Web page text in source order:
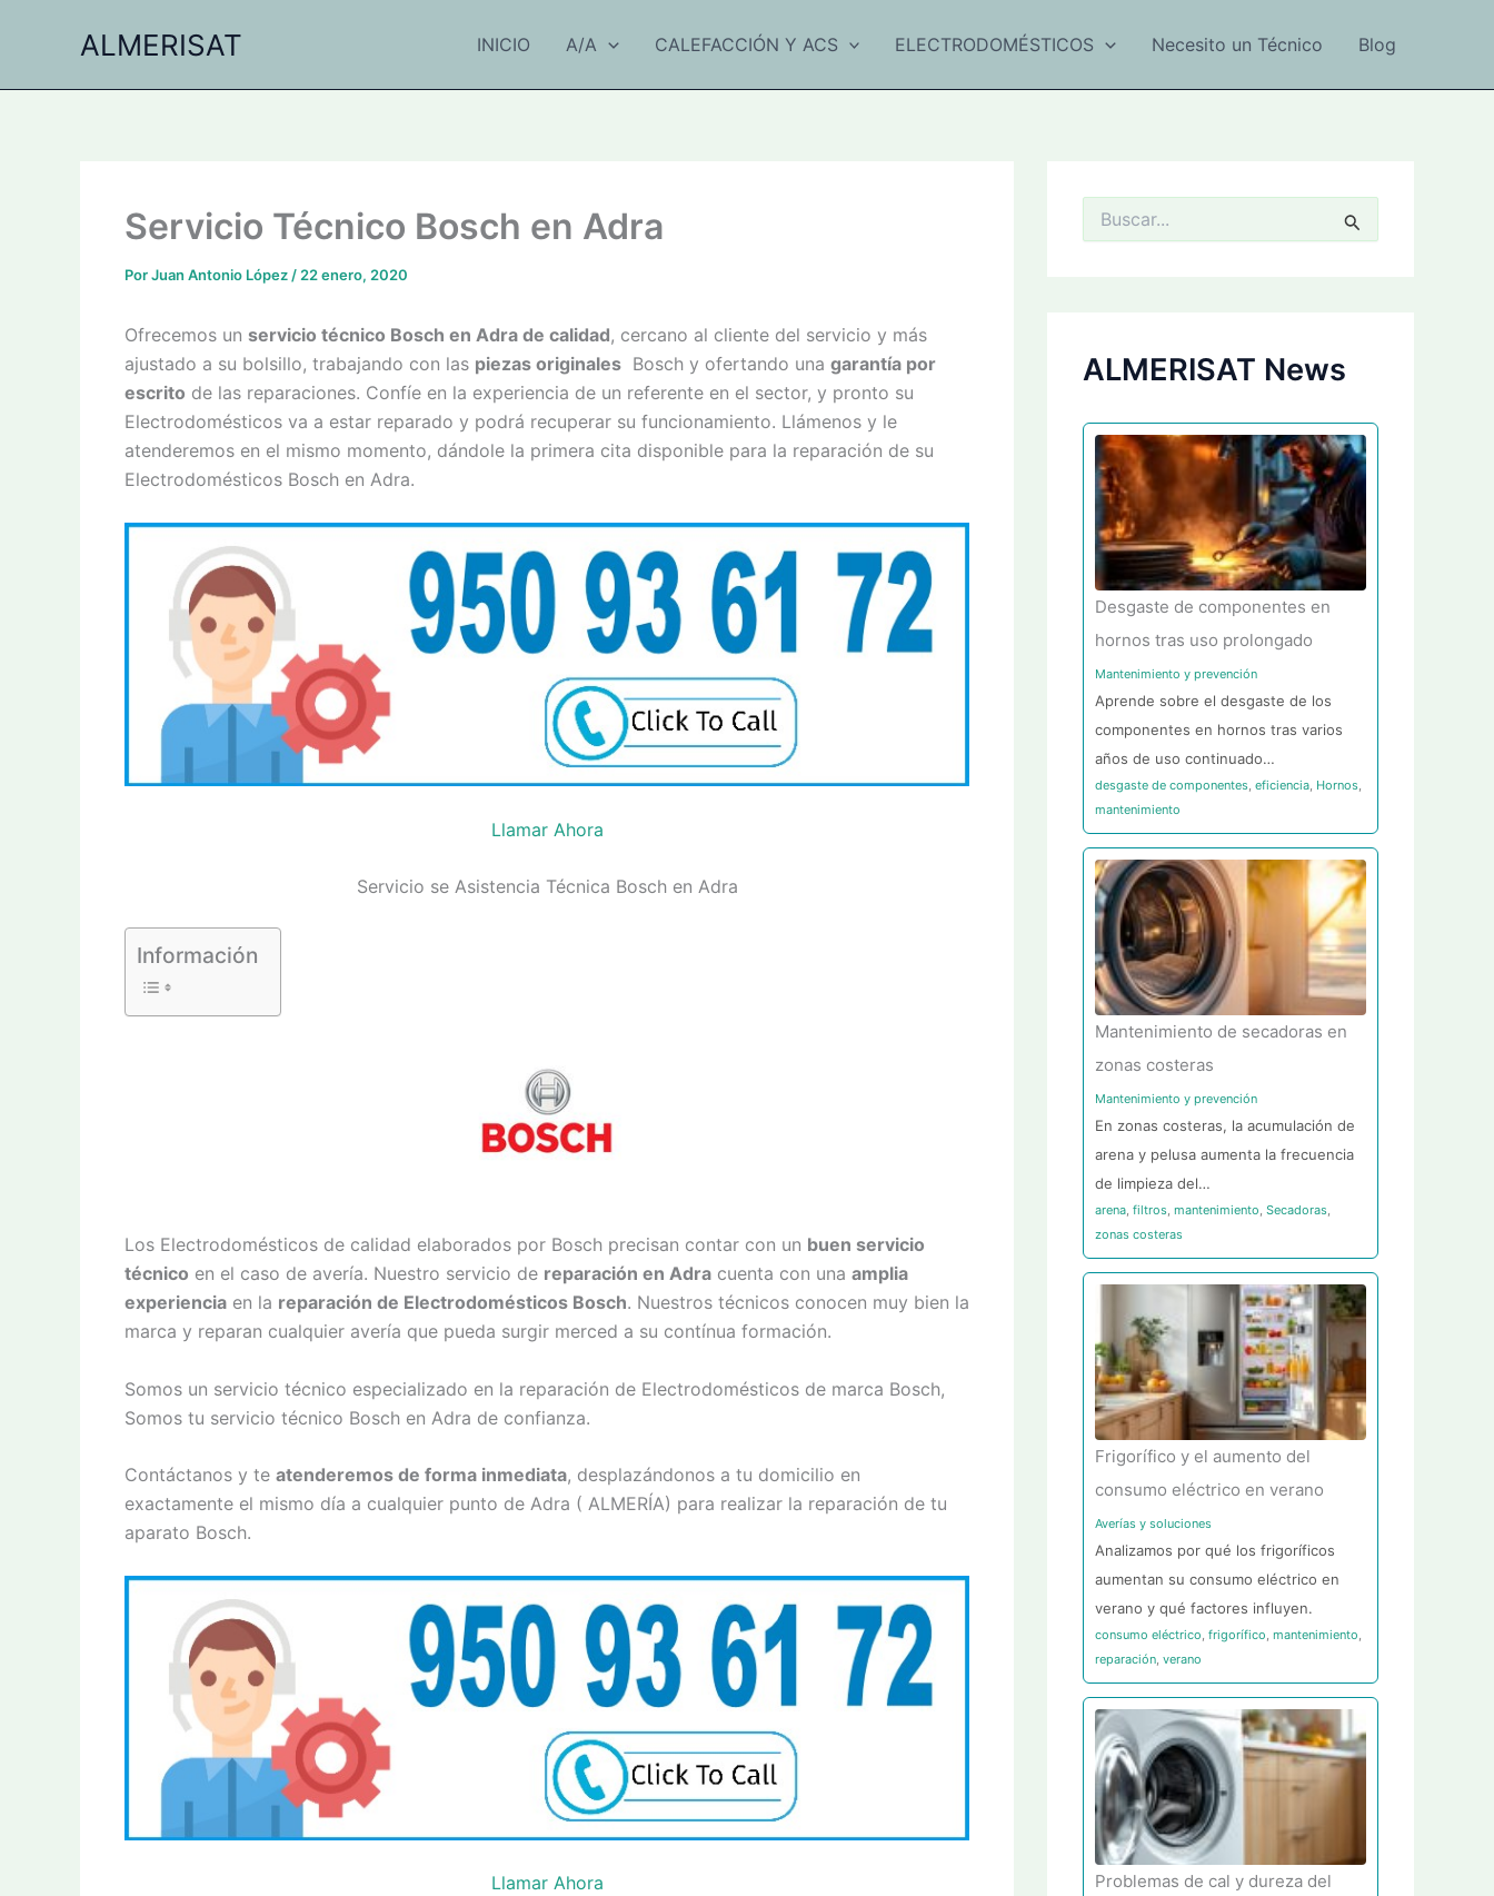
ALMERISAT INICIO A/A CALEFACCIÓN Y ACS ELECTRODOMÉSTICOS Necesito un Técnico Blog
Servicio Técnico Bosch en Adra
PorJuan Antonio López / 22 enero, 2020
Ofrecemos un servicio técnico Bosch en Adra de calidad, cercano al cliente del servicio y más
ajustado a su bolsillo, trabajando con las piezas originales Bosch y ofertando una garantía por
escrito de las reparaciones. Confíe en la experiencia de un referente en el sector, y pronto su
Electrodomésticos va a estar reparado y podrá recuperar su funcionamiento. Llámenos y le
atenderemos en el mismo momento, dándole la primera cita disponible para la reparación de su
Electrodomésticos Bosch en Adra.
Llamar Ahora
Servicio se Asistencia Técnica Bosch en Adra
Información
Los Electrodomésticos de calidad elaborados por Bosch precisan contar con un buen servicio
técnico en el caso de avería. Nuestro servicio de reparación en Adra cuenta con una amplia
experiencia en la reparación de Electrodomésticos Bosch. Nuestros técnicos conocen muy bien la
marca y reparan cualquier avería que pueda surgir merced a su contínua formación.
Somos un servicio técnico especializado en la reparación de Electrodomésticos de marca Bosch,
Somos tu servicio técnico Bosch en Adra de confianza.
Contáctanos y te atenderemos de forma inmediata, desplazándonos a tu domicilio en
exactamente el mismo día a cualquier punto de Adra ( ALMERÍA) para realizar la reparación de tu
aparato Bosch.
Llamar Ahora
o
rALMERISAT News
Desgaste de componentes en
hornos tras uso prolongado
Mantenimiento y prevención
Aprende sobre el desgaste de los
componentes en hornos tras varios
años de uso continuado…
desgaste de componentes, eficiencia, Hornos,
mantenimiento
Mantenimiento de secadoras en
zonas costeras
Mantenimiento y prevención
En zonas costeras, la acumulación de
arena y pelusa aumenta la frecuencia
de limpieza del…
arena, filtros, mantenimiento, Secadoras,
zonas costeras
Frigorífico y el aumento del
consumo eléctrico en verano
Averías y soluciones
Analizamos por qué los frigoríficos
aumentan su consumo eléctrico en
verano y qué factores influyen.
consumo eléctrico, frigorífico, mantenimiento,
reparación, verano
Problemas de cal y dureza del